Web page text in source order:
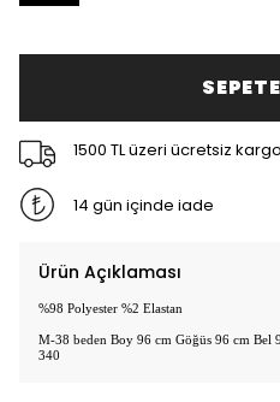
1500 TL üzeri ücretsiz kargo
14 gün içinde iade
Ürün Açıklaması
%98 Polyester %2 Elastan
M-38 beden Boy 96 cm Göğüs 96 cm Bel
340